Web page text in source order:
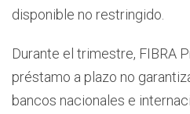
disponible no restringido.
Durante el trimestre, FIBRA
préstamo a plazo no
bancos nacionales e